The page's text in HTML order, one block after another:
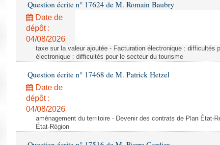
Question écrite n° 17624 de M. Romain Baubry
Date de
dépôt :
04/08/2026
taxe sur la valeur ajoutée - Facturation électronique : difficultés
électronique : difficultés pour le secteur du tourisme
Question écrite n° 17468 de M. Patrick Hetzel
Date de
dépôt :
04/08/2026
aménagement du territoire - Devenir des contrats de Plan État-
État-Région